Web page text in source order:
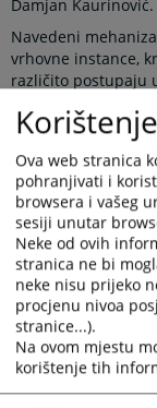
Damjan Kaurinović.
Navedeni
vrhovne instance,
različito postupaju
shvatanja na
ovih shvatanja
korištenje istih
čime mogu
zakonom, bez
Novi koncept rada
sastanaka tokom
krivičnog,
dogovaraju se na
početkom svake
Sastanci Panela
instance, čime je
kada su se svi
Ova web stranica
pohranjivati i
browsera i vašeg
sesiji unutar
Neke od ovih
stranica ne bi
neke nisu prijeko
procjenu nivoa
stranice...).
Na ovom mjestu
korištenje tih